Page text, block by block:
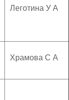
Леготина У А
Храмова С А